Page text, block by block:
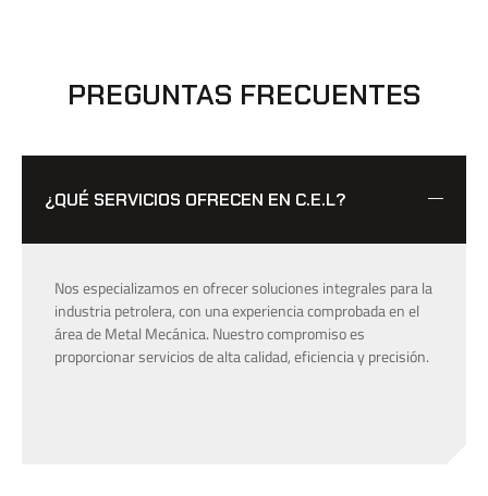
PREGUNTAS FRECUENTES
¿QUÉ SERVICIOS OFRECEN EN C.E.L?
Nos especializamos en ofrecer soluciones integrales para la
industria petrolera, con una experiencia comprobada en el
área de Metal Mecánica. Nuestro compromiso es
proporcionar servicios de alta calidad, eficiencia y precisión.